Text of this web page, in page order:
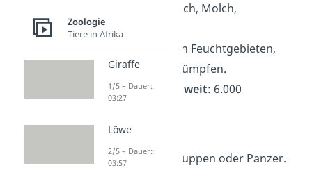
: Frosch, Molch,
Salamander.
: In Feuchtgebieten,
Wäldern und Sümpfen.
Artenzahl weltweit: 6.000
Reptilien
Aussehen
: Schuppen oder Panzer.
Zoologie
Tiere in Afrika
Giraffe
1/5 – Dauer:
03:27
Löwe
2/5 – Dauer:
03:57